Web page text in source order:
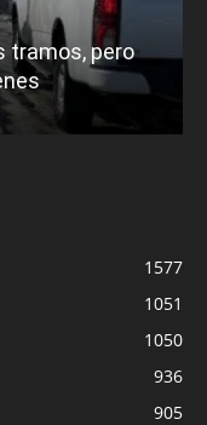
tramos, pero
1577
1051
1050
936
905